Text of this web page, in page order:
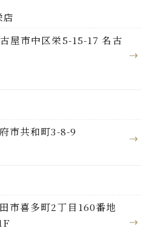
屋市中区栄5-15-17 名古
市共和町3-8-9
市喜多町2丁目160番地